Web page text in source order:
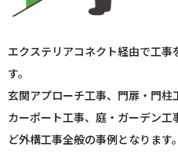
エクステリアコネクト経由で工
す。
玄関アプローチ工事、門扉・門柱
カーポート工事、庭・ガーデン
ど外構工事全般の事例となります。